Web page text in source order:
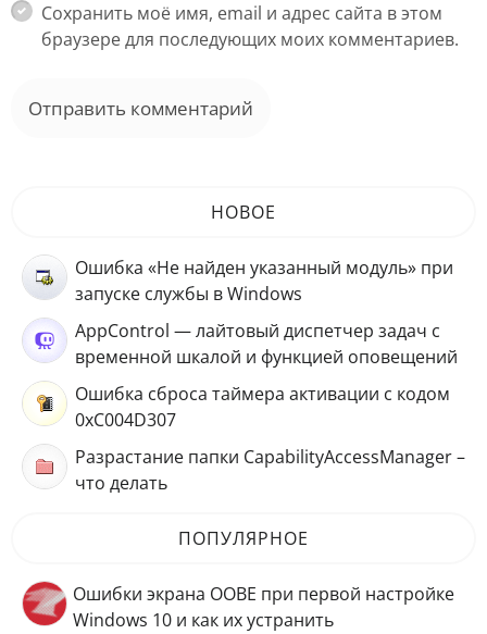
Сохранить моё имя, email и адрес сайта в этом
браузере для последующих моих комментариев.
НОВОЕ
Ошибка «Не найден указанный модуль» при
запуске службы в Windows
AppControl — лайтовый диспетчер задач с
временной шкалой и функцией оповещений
Ошибка сброса таймера активации с кодом
0xC004D307
Разрастание папки CapabilityAccessManager –
что делать
ПОПУЛЯРНОЕ
Ошибки экрана OOBE при первой настройке
Windows 10 и как их устранить